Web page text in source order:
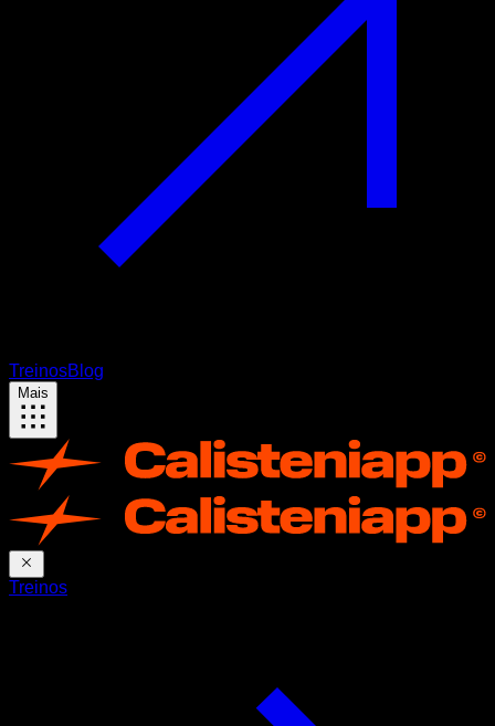
TreinosBlog
Mais
Treinos